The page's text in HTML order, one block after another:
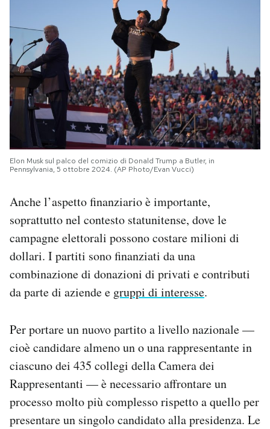
Elon Musk sul palco del comizio di Donald Trump a Butler, in
Pennsylvania, 5 ottobre 2024. (AP Photo/Evan Vucci)
Anche l’aspetto finanziario è importante,
soprattutto nel contesto statunitense, dove le
campagne elettorali possono costare milioni di
dollari. I partiti sono finanziati da una
combinazione di donazioni di privati e contributi
da parte di aziende e gruppi di interesse.
Per portare un nuovo partito a livello nazionale —
cioè candidare almeno un o una rappresentante in
ciascuno dei 435 collegi della Camera dei
Rappresentanti — è necessario affrontare un
processo molto più complesso rispetto a quello per
presentare un singolo candidato alla presidenza. Le